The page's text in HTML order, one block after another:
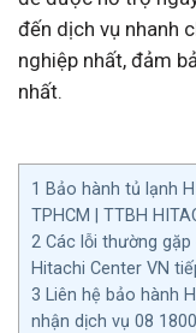
đến dịch vụ nhanh
nghiệp nhất, đảm
nhất.
1 Bảo hành tủ lạnh
TPHCM | TTBH
2 Các lỗi thường
Hitachi Center VN
3 Liên hệ bảo hành
nhận dịch vụ 08